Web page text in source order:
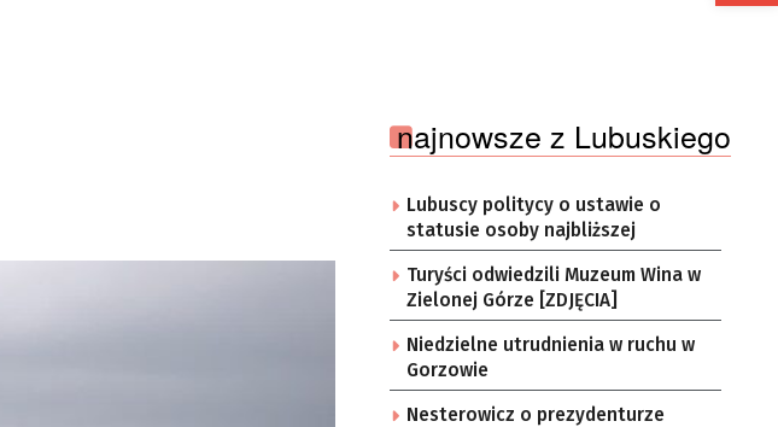
najnowsze z Lubuskiego
Lubuscy politycy o ustawie o
statusie osoby najbliższej
Turyści odwiedzili Muzeum Wina w
Zielonej Górze [ZDJĘCIA]
Niedzielne utrudnienia w ruchu w
Gorzowie
Nesterowicz o prezydenturze